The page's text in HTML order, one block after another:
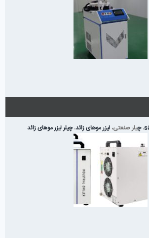
،چیلر صنعتی، لیزر موهای زائد،چیلر لیزر موهای زائد